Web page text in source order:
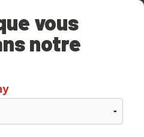
vous
notre